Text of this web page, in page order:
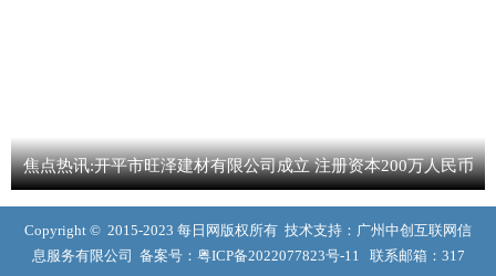
焦点热讯:开平市旺泽建材有限公司成立 注册资本200万人民币
Copyright © 2015-2023 每日网版权所有 技术支持：广州中创互联网信
息服务有限公司 备案号： 粤ICP备2022077823号-11 联系邮箱：317